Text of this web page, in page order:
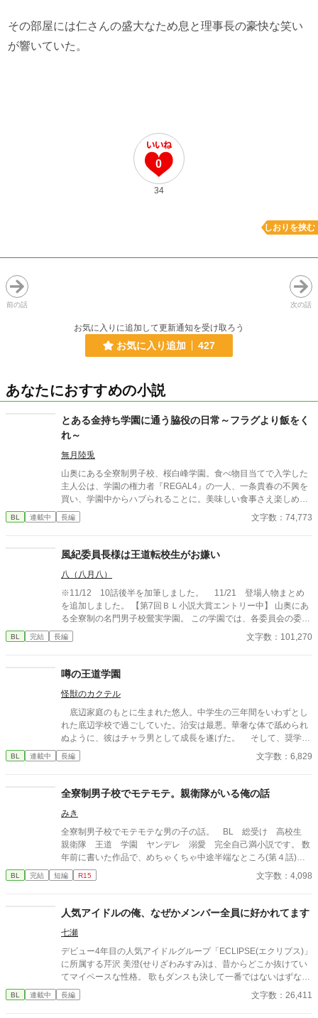
その部屋には仁さんの盛大なため息と理事長の豪快な笑い
が響いていた。
0
34
しおりを挟む
前の話 次の話
お気に入りに追加して更新通知を受け取ろう
お気に入り追加 427
あなたにおすすめの小説
とある金持ち学園に通う脇役の日常～フラグより飯をく
れ～
無月陸兎
山奥にある全寮制男子校、桜白峰学園。食べ物目当てで入学した
主人公は、学園の権力者『REGAL4』の一人、一条貴春の不興を
買い、学園中からハブられることに。美味しい食事さえ楽しめれ
ば問題ないと気にせず過ごしてたが、転入生の扇谷時雨がやって
きたことで、彼の日常は波乱に満ちたものとなる──。 自分の親
つ、主人公は巻き込まれて恋人のフリをしたり、ゆるく立ちそう
な恋愛フラグを避けようと奮闘する物語です。
BL 連載中 長編 文字数：74,773
風紀委員長様は王道転校生がお嫌い
八（八月八）
※11/12 10話後半を加筆しました。 11/21 登場人物まとめ
を追加しました。 【第7回ＢＬ小説大賞エントリー中】 山奥にあ
る全寮制の名門男子校鶯実学園。 この学園では、各委員会の委員
長副委員長と、生徒会執行部が『役付』と呼ばれる特権を持って
いた。 東海林幹春は、そんな鶯実学園の風紀委員長。 風紀委員長
職務に当たっていた。 しかしある日、突如として彼の生活を脅か
服に身を包んだ転校生は、元はシングルマザーの田舎育ち。母の
再婚により理事長の親戚となり、この学園に編入してきたもの
の、学園の特殊な環境に慣れず、あくまでも庶民感覚で突き進も
うとする。 おまけにその転校生に、生徒会執行部の面々はメロメ
う、彼こそが、中学まで、転校生を凌ぐ超極貧ド田舎生活をして
BL 完結 長編 文字数：101,270
噂の王道学園
怪獣のカクテル
底辺家庭のもとに生まれた悠人。中学生の三年間をいわずとし
れた底辺学校で過ごしていた。治安は最悪。華奢な体で舐められ
ぬように、彼はチャラ男として成長を遂げた。 そして、奨学金
制度を使い私立の学園に入学する。これがなんとおぼっちゃまか
天才ぐらいしか在籍しないと噂のあの男子校。小さなときから腹
しての生活が今、始まる！､､､かも？ 文章を書くのは始めてなの
BL 連載中 長編 文字数：6,829
全寮制男子校でモテモテ。親衛隊がいる俺の話
みき
全寮制男子校でモテモテな男の子の話。 BL 総受け 高校生
親衛隊 王道 学園 ヤンデレ 溺愛 完全自己満小説です。 数
年前に書いた作品で、めちゃくちゃ中途半端なところ(第４話)で
終わります。実験的公開作品
BL 完結 短編 R15 文字数：4,098
人気アイドルの俺、なぜかメンバー全員に好かれてます
七瀬
デビュー4年目の人気アイドルグループ「ECLIPSE(エクリプス)」
に所属する芹沢 美澄(せりざわみすみ)は、昔からどこか抜けてい
てマイペースな性格。 歌もダンスも決して一番ではないはずなの
に、なぜかファンからもメンバーからも目を離されない存在だっ
た。 世話焼きな幼なじみ、明るく距離の近い同い年、しっかり者
BL 連載中 長編 文字数：26,411